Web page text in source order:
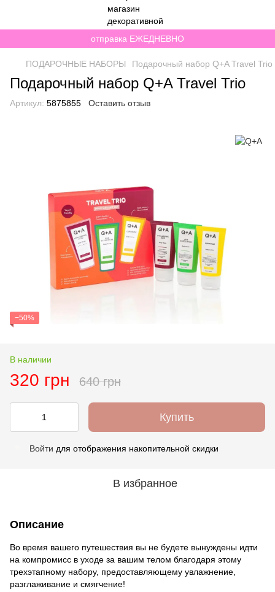
отправка ЕЖЕДНЕВНО
ПОДАРОЧНЫЕ НАБОРЫ Подарочный набор Q+A Travel Trio
Подарочный набор Q+A Travel Trio
Артикул: 5875855 Оставить отзыв
−50%
В наличии
320 грн 640 грн
Купить
Войти для отображения накопительной скидки
В избранное
Описание
Во время вашего путешествия вы не будете вынуждены идти
на компромисс в уходе за вашим телом благодаря этому
трехэтапному набору, предоставляющему увлажнение,
разглаживание и смягчение!